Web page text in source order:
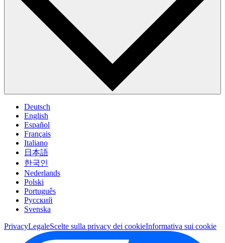
Deutsch
English
Español
Français
Italiano
日本語
한국인
Nederlands
Polski
Português
Pусский
Svenska
PrivacyLegaleScelte sulla privacy dei cookieInformativa sui cookie